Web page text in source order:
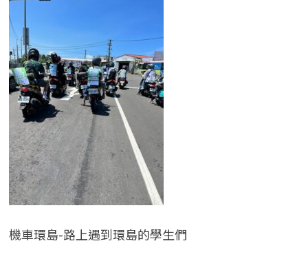
機車環島-路上遇到環島的學生們